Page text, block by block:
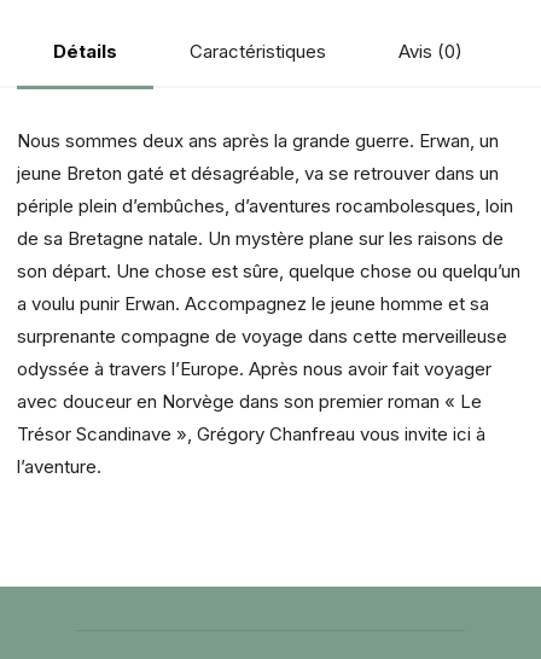
Détails Caractéristiques Avis (0)
Nous sommes deux ans après la grande guerre. Erwan, un
jeune Breton gaté et désagréable, va se retrouver dans un
périple plein d’embûches, d’aventures rocambolesques, loin
de sa Bretagne natale. Un mystère plane sur les raisons de
son départ. Une chose est sûre, quelque chose ou quelqu’un
a voulu punir Erwan. Accompagnez le jeune homme et sa
surprenante compagne de voyage dans cette merveilleuse
odyssée à travers l’Europe. Après nous avoir fait voyager
avec douceur en Norvège dans son premier roman « Le
Trésor Scandinave », Grégory Chanfreau vous invite ici à
l’aventure.